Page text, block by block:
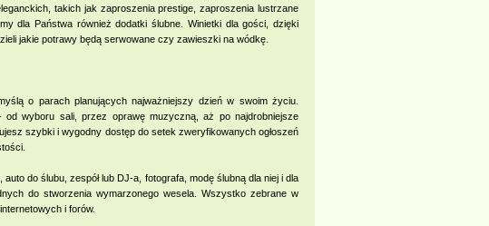
takich jak zaproszenia prestige, zaproszenia lustrzane
dla Państwa również dodatki ślubne. Winietki dla gości, dzięki
jakie potrawy będą serwowane czy zawieszki na wódkę.
o parach planujących najważniejszy dzień w swoim życiu.
wyboru sali, przez oprawę muzyczną, aż po najdrobniejsze
szybki i wygodny dostęp do setek zweryfikowanych ogłoszeń
do ślubu, zespół lub DJ-a, fotografa, modę ślubną dla niej i dla
do stworzenia wymarzonego wesela. Wszystko zebrane w
i forów.